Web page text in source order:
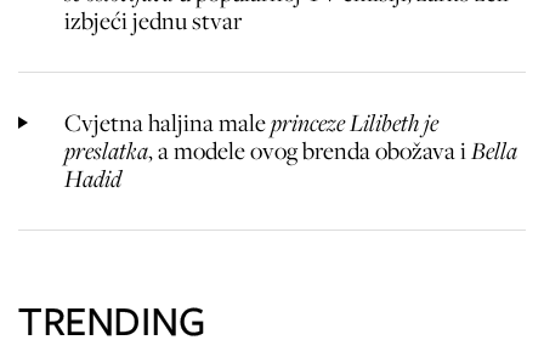
izbjeći jednu stvar
Cvjetna haljina maleprinceze Lilibeth je
preslatka, a modele ovog brenda obožava iBella
Hadid
TRENDING